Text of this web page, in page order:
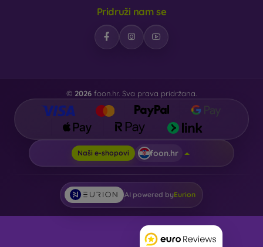
Pridruži nam se
© 2026 foon.hr. Sva prava pridržana.
Naši e-shopovi foon.hr
AI powered byEurion